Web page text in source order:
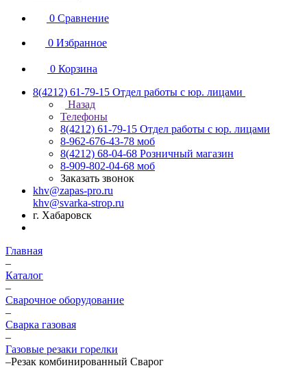
0 Сравнение
0 Избранное
0 Корзина
8(4212) 61-79-15 Отдел работы с юр. лицами
Назад
Телефоны
8(4212) 61-79-15 Отдел работы с юр. лицами
8-962-676-43-78 моб
8(4212) 68-04-68 Розничный магазин
8-909-802-04-68 моб
Заказать звонок
khv@zapas-pro.ru
khv@svarka-strop.ru
г. Хабаровск
Главная
–
Каталог
–
Сварочное оборудование
–
Сварка газовая
–
Газовые резаки горелки
–Резак комбинированный Сварог